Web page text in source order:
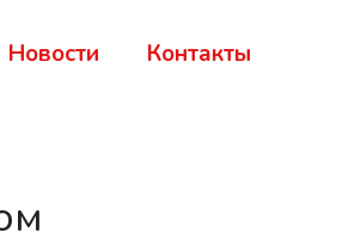
Новости Контакты